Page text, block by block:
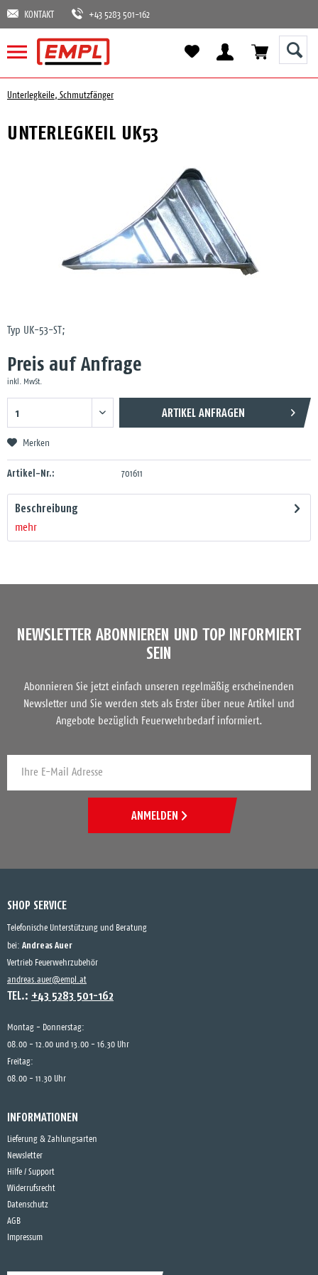
KONTAKT +43 5283 501-162
Unterlegkeile, Schmutzfänger
UNTERLEGKEIL UK53
Typ UK-53-ST;
Preis auf Anfrage
inkl. MwSt.
ARTIKEL ANFRAGEN
Merken
Artikel-Nr.: 701611
Beschreibung
mehr
NEWSLETTER ABONNIEREN UND TOP INFORMIERT
SEIN
Abonnieren Sie jetzt einfach unseren regelmäßig erscheinenden
Newsletter und Sie werden stets als Erster über neue Artikel und
Angebote bezüglich Feuerwehrbedarf informiert.
ANMELDEN
SHOP SERVICE
Telefonische Unterstützung und Beratung
bei: Andreas Auer
Vertrieb Feuerwehrzubehör
andreas.auer@empl.at
TEL.: +43 5283 501-162
Montag - Donnerstag:
08.00 - 12.00 und 13.00 - 16.30 Uhr
Freitag:
08.00 - 11.30 Uhr
INFORMATIONEN
Lieferung & Zahlungsarten
Newsletter
Hilfe / Support
Widerrufsrecht
Datenschutz
AGB
Impressum